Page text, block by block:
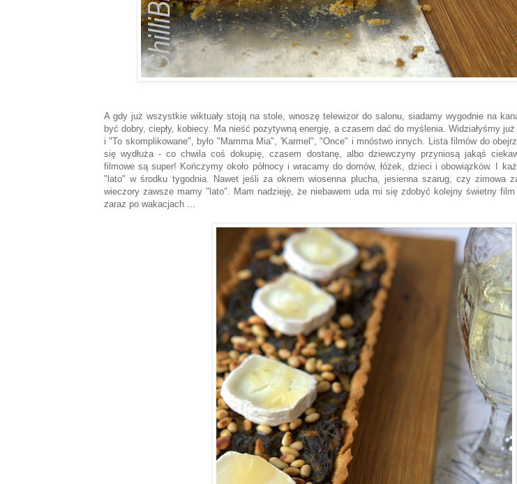
A gdy już wszystkie wiktuały stoją na stole, wnoszę telewizor do salonu, siadamy wygodnie na
być dobry, ciepły, kobiecy. Ma nieść pozytywną energię, a czasem dać do myślenia. Widziałyśmy
i "To skomplikowane", było "Mamma Mia", 'Karmel", "Once" i mnóstwo innych. Lista filmów do
się wydłuża - co chwila coś dokupię, czasem dostanę, albo dziewczyny przyniosą jakąś
filmowe są super! Kończymy około północy i wracamy do domów, łóżek, dzieci i obowiązków. I
"lato" w środku tygodnia. Nawet jeśli za oknem wiosenna plucha, jesienna szarug, czy zimowa
wieczory zawsze mamy "lato". Mam nadzieję, że niebawem uda mi się zdobyć kolejny świetny
zaraz po wakacjach ...